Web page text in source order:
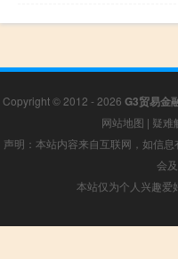
Copyright © 2012 - 2026 G3贸易金
网站地图 | 疑难
声明：本站内容来自互联网，如信
会
本站仅为个人兴趣爱